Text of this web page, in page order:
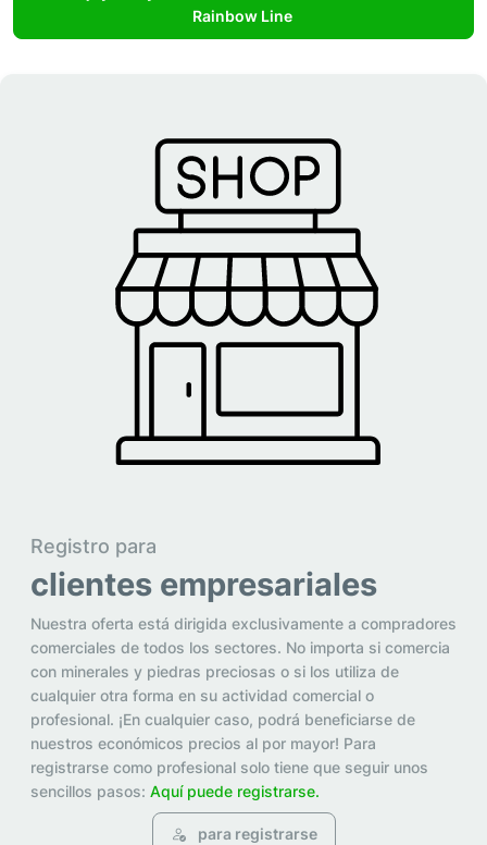
Rainbow Line
Registro para
clientes empresariales
Nuestra oferta está dirigida exclusivamente a compradores
comerciales de todos los sectores. No importa si comercia
con minerales y piedras preciosas o si los utiliza de
cualquier otra forma en su actividad comercial o
profesional. ¡En cualquier caso, podrá beneficiarse de
nuestros económicos precios al por mayor! Para
registrarse como profesional solo tiene que seguir unos
sencillos pasos: Aquí puede registrarse.
para registrarse